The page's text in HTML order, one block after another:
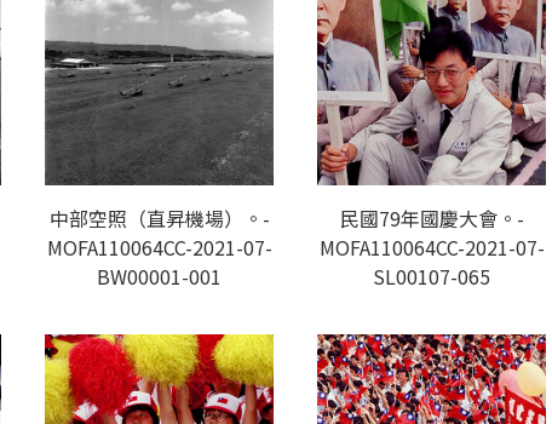
中部空照（直昇機場）。-
MOFA110064CC-2021-07-
BW00001-001
民國79年國慶大會。-
MOFA110064CC-2021-07-
SL00107-065